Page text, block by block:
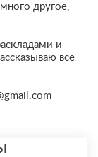
другое,
и
всё